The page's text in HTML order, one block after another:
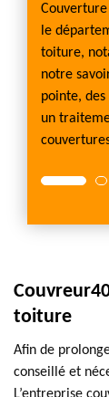
le
toiture,
notre
pointe,
un
toiture
Afin de
conseillé et